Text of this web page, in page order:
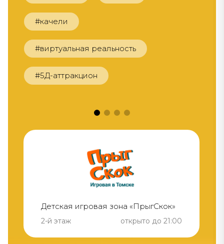
#качели
#виртуальная реальность
#5Д-аттракцион
Детская игровая зона «ПрыгСкок»
2-й этаж открыто до 21:00